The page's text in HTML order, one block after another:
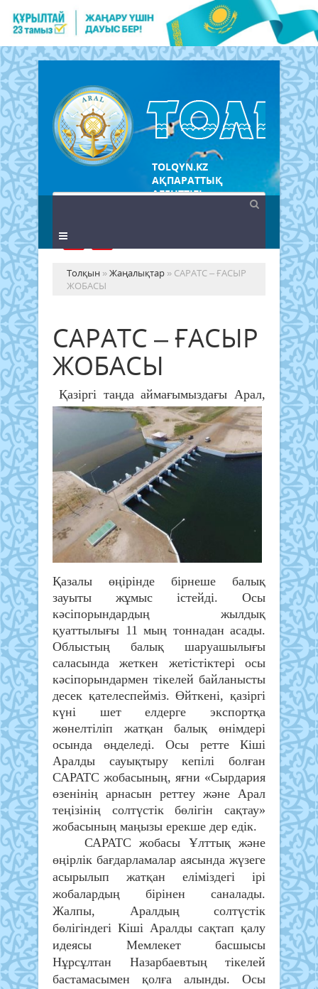
TOLQYN.KZ
АҚПАРАТТЫҚ
АГЕНТТІГІ
Толқын »Жаңалықтар » САРАТС – ҒАСЫР
ЖОБАСЫ
САРАТС – ҒАСЫР
ЖОБАСЫ
Қазіргі таңда аймағымыздағы Арал,
Қазалы өңірінде бірнеше балық
зауыты жұмыс істейді. Осы
кәсіпорындардың жылдық
қуаттылығы 11 мың тоннадан асады.
Облыстың балық шаруашылығы
саласында жеткен жетістіктері осы
кәсіпорындармен тікелей байланысты
десек қателеспейміз. Өйткені, қазіргі
күні шет елдерге экспортқа
жөнелтіліп жатқан балық өнімдері
осында өңделеді. Осы ретте Кіші
Аралды сауықтыру кепілі болған
САРАТС жобасының, яғни «Сырдария
өзенінің арнасын реттеу және Арал
теңізінің солтүстік бөлігін сақтау»
жобасының маңызы ерекше дер едік.
САРАТС жобасы Ұлттық және
өңірлік бағдарламалар аясында жүзеге
асырылып жатқан еліміздегі ірі
жобалардың бірінен саналады.
Жалпы, Аралдың солтүстік
бөлігіндегі Кіші Аралды сақтап қалу
идеясы Мемлекет басшысы
Нұрсұлтан Назарбаевтың тікелей
бастамасымен қолға алынды. Осы